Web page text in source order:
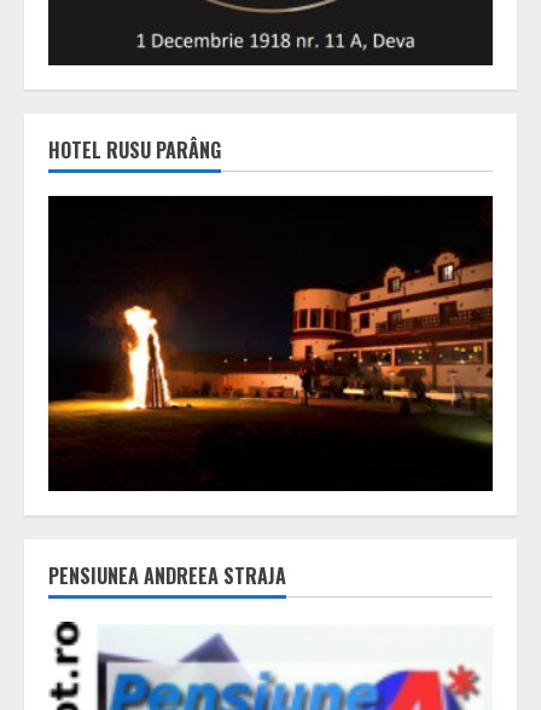
HOTEL RUSU PARÂNG
PENSIUNEA ANDREEA STRAJA